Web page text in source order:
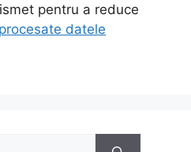
pentru a reduce
datele